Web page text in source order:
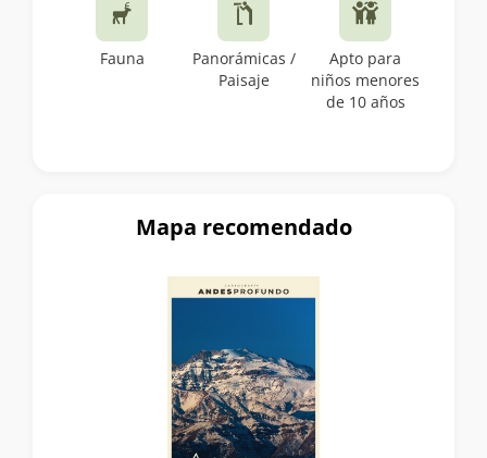
Fauna
Panorámicas /
Paisaje
Apto para
niños menores
de 10 años
Mapa recomendado